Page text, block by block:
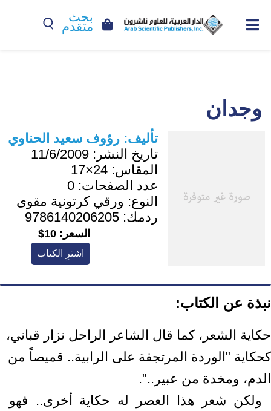
بحث
متقدم
وجدان
تأليف: رؤوف سعيد الحناوي
تاريخ النشر: 11/6/2009
المقاس: 24×17
عدد الصفحات: 0
النوع: ورقي كرتونية مقوى
ردمك: 9786140206205
السعر: 10$
اشترِ الكتاب
نبذة عن الكتاب:
حكاية الشعر، كما قال الشاعر الراحل نزار قباني،
كحكاية "الوردة المرتجفة على الرابية.. قميصاً من
الدم، ومخدة من عبير..".
ولكن شعر هذا العصر له حكاية أخرى.. فهو